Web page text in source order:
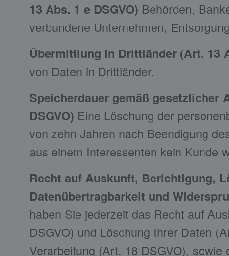
13 Abs. 1 e DSGVO) Behörden,
verbundene Unternehmen,
Übermittlung in Drittländer (Art. 13
von Daten in Drittländer.
Speicherdauer gemäß gesetzlicher
DSGVO) Eine Löschung der
von zehn Jahren nach Beendigung
aus einem Interessenten kein Kunde
Recht auf Auskunft, Berichtigung,
Datenübertragbarkeit und
haben Sie jederzeit das Recht auf
DSGVO) und Löschung Ihrer Daten
Verarbeitung (Art. 18 DSGVO),